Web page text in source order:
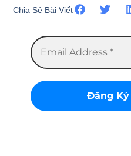
Chia Sẻ Bài Viết